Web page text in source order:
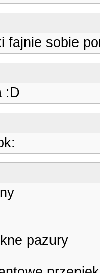
fajnie sobie
:D
pazury